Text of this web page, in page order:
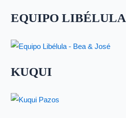
EQUIPO LIBÉLULA
KUQUI